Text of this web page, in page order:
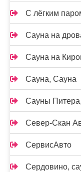
С лёгким
Сауна на
Сауна на
Сауна, Сауна
Сауны
Север-Скан
СервисАвто
Сердовино,